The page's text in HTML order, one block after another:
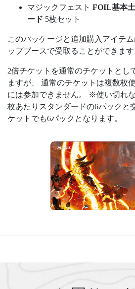
マジックフェスト FOIL基本
ード 5枚セット
このパッケージと追加購入アイテ
ップブースで受取ることができます
2倍チケットを通常のチケットとし
ますが、 通常のチケットは複数枚
には参加できません。 ※使い切れ
枚あたりスタンダードの6パックと
ケットでも6パックとなります。